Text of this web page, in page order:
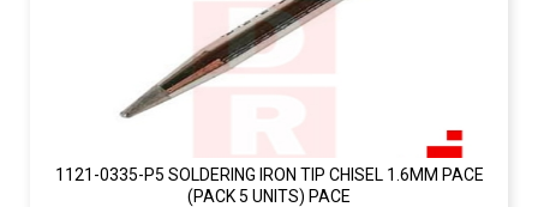
1121-0335-P5 SOLDERING IRON TIP CHISEL 1.6MM PACE
(PACK 5 UNITS) PACE